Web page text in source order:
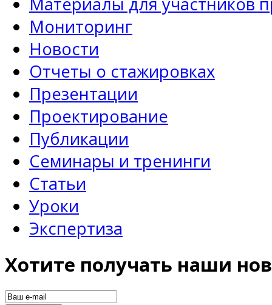
Мониторинг
Новости
Отчеты о стажировках
Презентации
Проектирование
Публикации
Семинары и тренинги
Статьи
Уроки
Экспертиза
Хотите получать наши